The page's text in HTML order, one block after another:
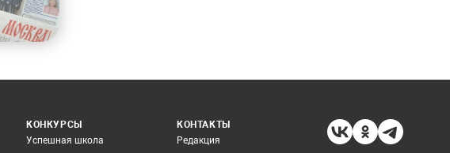
КОНКУРСЫ
Успешная школа
КОНТАКТЫ
Редакция